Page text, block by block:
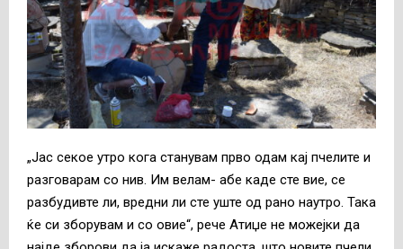
„Јас секое утро кога станувам прво одам кај пчелите и
разговарам со нив. Им велам- абе каде сте вие, се
разбудивте ли, вредни ли сте уште од рано наутро. Така
ќе си зборувам и со овие“, рече Атиџе не можејки да